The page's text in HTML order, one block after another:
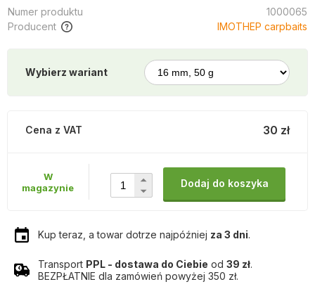
Numer produktu
1000065
Producent
IMOTHEP carpbaits
Wybierz wariant
30 zł
Cena z VAT
W
magazynie
Dodaj do koszyka
Kup teraz, a towar dotrze najpóźniej za 3 dni.
Transport PPL - dostawa do Ciebie od 39 zł.
BEZPŁATNIE dla zamówień powyżej 350 zł.